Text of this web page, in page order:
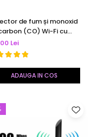
de fum și monoxid
(CO) Wi-Fi cu
LED | Tuya Smart /
Life | alb
Lei
ADAUGA IN COS